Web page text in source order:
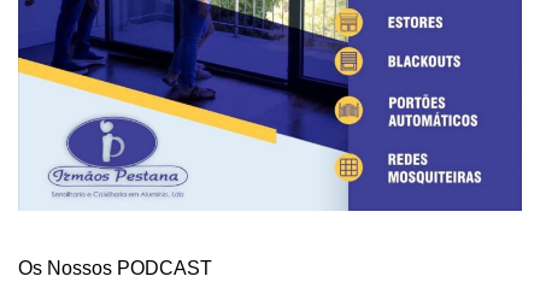
Os Nossos PODCAST